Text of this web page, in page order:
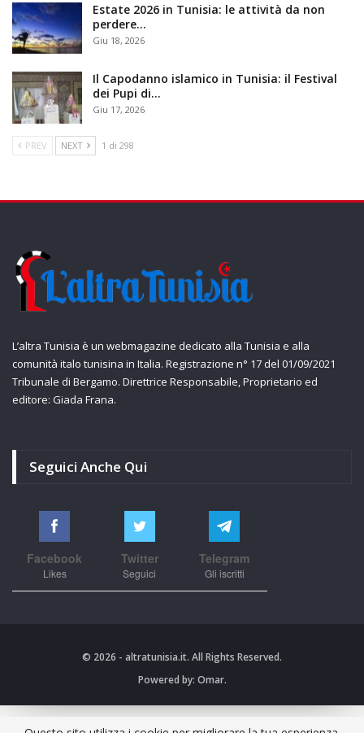
Estate 2026 in Tunisia: le attività da non
perdere…
Giu 18, 2026
Il Capodanno islamico in Tunisia: il Festival
dei Pupi di…
Giu 17, 2026
PREV NEXT 1 di 298
L’altra Tunisia è un webmagazine dedicato alla Tunisia e alla
comunità italo tunisina in Italia. Registrazione n° 17 del 01/09/2021
Tribunale di Bergamo. Direttrice Responsabile, Proprietario ed
editore: Giada Frana.
Seguici Anche Qui
Facebook
Likes
Twitter
Seguici
Telegram
Gli iscritti
© 2026 - altratunisia.it. All Rights Reserved.
Powered by: Omar.